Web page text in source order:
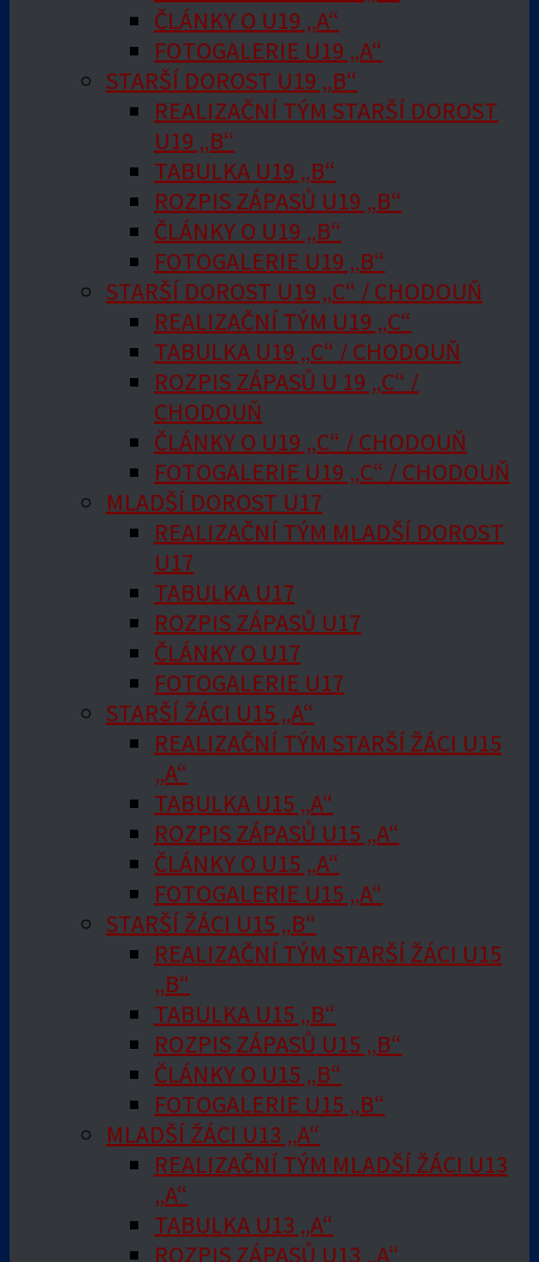
ČLÁNKY O U19 „A“
FOTOGALERIE U19 „A“
STARŠÍ DOROST U19 „B“
REALIZAČNÍ TÝM STARŠÍ DOROST
U19 „B“
TABULKA U19 „B“
ROZPIS ZÁPASŮ U19 „B“
ČLÁNKY O U19 „B“
FOTOGALERIE U19 „B“
STARŠÍ DOROST U19 „C“ / CHODOUŇ
REALIZAČNÍ TÝM U19 „C“
TABULKA U19 „C“ / CHODOUŇ
ROZPIS ZÁPASŮ U 19 „C“ /
CHODOUŇ
ČLÁNKY O U19 „C“ / CHODOUŇ
FOTOGALERIE U19 „C“ / CHODOUŇ
MLADŠÍ DOROST U17
REALIZAČNÍ TÝM MLADŠÍ DOROST
U17
TABULKA U17
ROZPIS ZÁPASŮ U17
ČLÁNKY O U17
FOTOGALERIE U17
STARŠÍ ŽÁCI U15 „A“
REALIZAČNÍ TÝM STARŠÍ ŽÁCI U15
„A“
TABULKA U15 „A“
ROZPIS ZÁPASŮ U15 „A“
ČLÁNKY O U15 „A“
FOTOGALERIE U15 „A“
STARŠÍ ŽÁCI U15 „B“
REALIZAČNÍ TÝM STARŠÍ ŽÁCI U15
„B“
TABULKA U15 „B“
ROZPIS ZÁPASŮ U15 „B“
ČLÁNKY O U15 „B“
FOTOGALERIE U15 „B“
MLADŠÍ ŽÁCI U13 „A“
REALIZAČNÍ TÝM MLADŠÍ ŽÁCI U13
„A“
TABULKA U13 „A“
ROZPIS ZÁPASŮ U13 „A“